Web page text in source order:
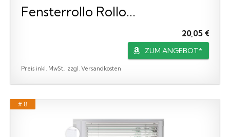
Fensterrollo Rollo...
20,05 €
ZUM ANGEBOT*
Preis inkl. MwSt., zzgl. Versandkosten
# 8